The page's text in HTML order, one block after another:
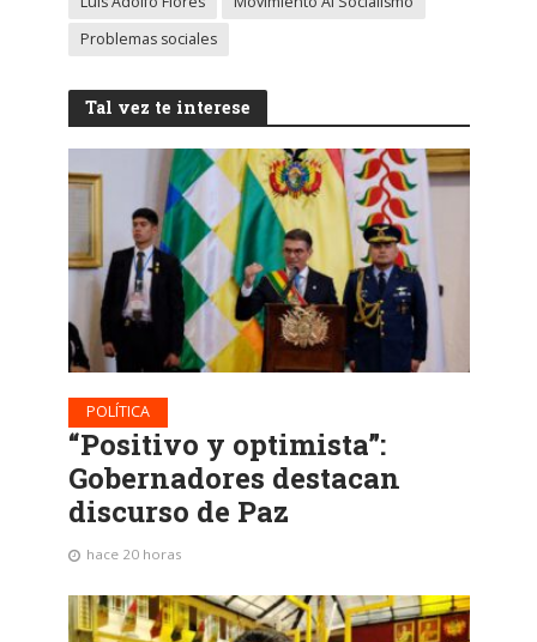
Problemas sociales
Tal vez te interese
POLÍTICA
“Positivo y optimista”:
Gobernadores destacan
discurso de Paz
hace 20 horas